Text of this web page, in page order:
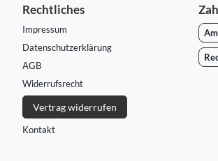
Rechtliches
Impressum
Daten­schutz­erklärung
AGB
Widerrufs­recht
Vertrag widerrufen
Kontakt